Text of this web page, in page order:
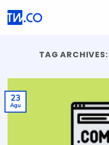
TAG ARCHIVES:
23
Agu